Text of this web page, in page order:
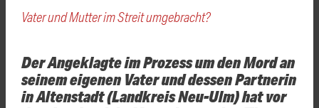
Vater und Mutter im Streit umgebracht?
Der Angeklagte im Prozess um den Mord an
seinem eigenen Vater und dessen Partnerin
in Altenstadt (Landkreis Neu-Ulm) hat vor